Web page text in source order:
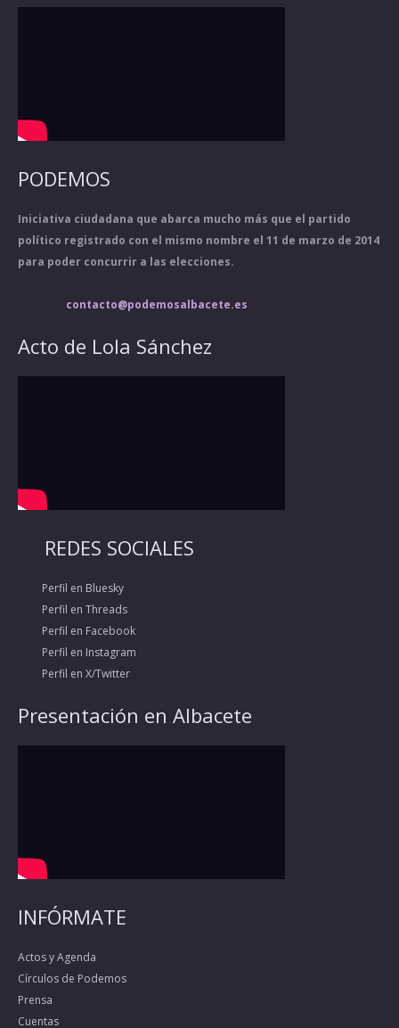
PODEMOS
Iniciativa ciudadana que abarca mucho más que el partido
político registrado con el mismo nombre el 11 de marzo de 2014
para poder concurrir a las elecciones.
contacto@podemosalbacete.es
Acto de Lola Sánchez
REDES SOCIALES
Perfil en Bluesky
Perfil en Threads
Perfil en Facebook
Perfil en Instagram
Perfil en X/Twitter
Presentación en Albacete
INFÓRMATE
Actos y Agenda
Círculos de Podemos
Prensa
Cuentas